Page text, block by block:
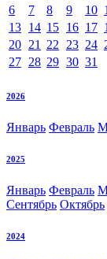
6
7 8 9 10
13 14 15 16 17
20 21 22 23 24
27 28 29 30 31
2026
Январь Февраль
2025
Январь Февраль
Сентябрь Октябрь
2024